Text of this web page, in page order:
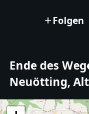
Folgen
Ende des
Neuötting,